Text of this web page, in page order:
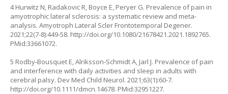
4 Hurwitz N, Radakovic R, Boyce E, Peryer G. Prevalence of pain in
amyotrophic lateral sclerosis: a systematic review and meta-
analysis. Amyotroph Lateral Scler Frontotemporal Degener.
2021;22(7-8):449-58. http://doi.org/10.1080/21678421.2021.1892765.
PMid:33661072.
5 Rodby‐Bousquet E, Alriksson‐Schmidt A, Jarl J. Prevalence of pain
and interference with daily activities and sleep in adults with
cerebral palsy. Dev Med Child Neurol. 2021;63(1):60-7.
http://doi.org/10.1111/dmcn.14678. PMid:32951227.